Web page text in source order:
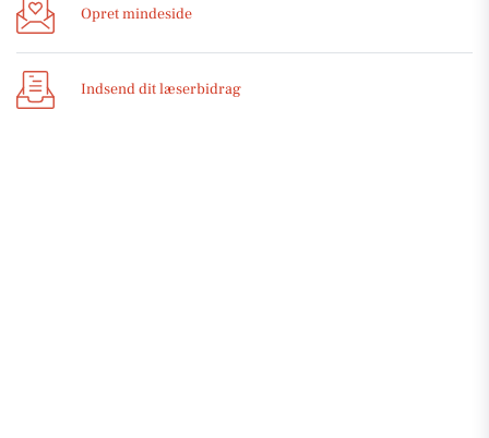
Opret mindeside
Indsend dit læserbidrag